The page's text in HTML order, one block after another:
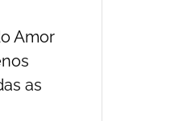
Amor
as